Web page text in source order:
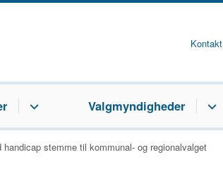
Kontakt
Valgmyndigheder
stemme til kommunal- og regionalvalget